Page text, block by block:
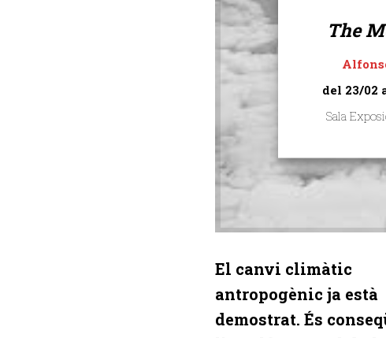
The
del 23/02
Sala
El canvi climàtic
antropogènic ja està
demostrat. És